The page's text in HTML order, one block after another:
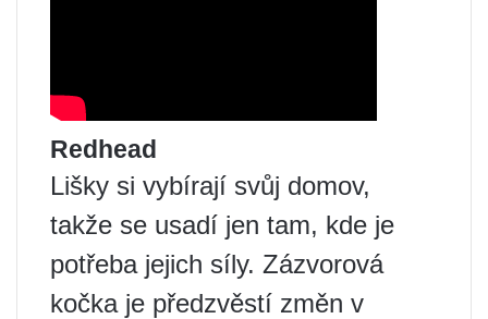
Redhead
Lišky si vybírají svůj domov,
takže se usadí jen tam, kde je
potřeba jejich síly. Zázvorová
kočka je předzvěstí změn v